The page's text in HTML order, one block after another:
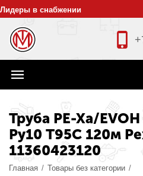
Лидеры в снабжении
Труба PE-Xa/
Ру10 Т95C 120м
11360423120
Главная / Товары без категории /